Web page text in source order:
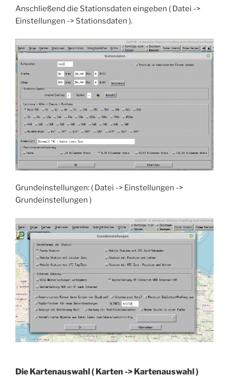
Anschließend die Stationsdaten eingeben ( Datei ->
Einstellungen -> Stationsdaten ).
Grundeinstellungen: ( Datei -> Einstellungen ->
Grundeinstellungen )
Die Kartenauswahl( Karten -> Kartenauswahl )